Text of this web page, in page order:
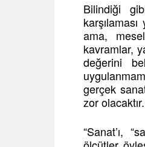
Bilindiği
ama,
kavramlar,
değerini
gerçek
zor olacaktır.
“Sanat’ı,